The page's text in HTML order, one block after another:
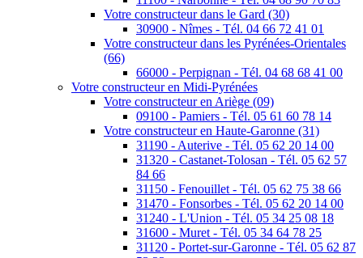
Votre constructeur dans le Gard (30)
30900 - Nîmes - Tél. 04 66 72 41 01
Votre constructeur dans les Pyrénées-Orientales
(66)
66000 - Perpignan - Tél. 04 68 68 41 00
Votre constructeur en Midi-Pyrénées
Votre constructeur en Ariège (09)
09100 - Pamiers - Tél. 05 61 60 78 14
Votre constructeur en Haute-Garonne (31)
31190 - Auterive - Tél. 05 62 20 14 00
31320 - Castanet-Tolosan - Tél. 05 62 57
84 66
31150 - Fenouillet - Tél. 05 62 75 38 66
31470 - Fonsorbes - Tél. 05 62 20 14 00
31240 - L'Union - Tél. 05 34 25 08 18
31600 - Muret - Tél. 05 34 64 78 25
31120 - Portet-sur-Garonne - Tél. 05 62 87